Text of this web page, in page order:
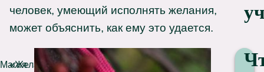
человек, умеющий исполнять желания,
может объяснить, как ему это удается.
Магия
«Желай